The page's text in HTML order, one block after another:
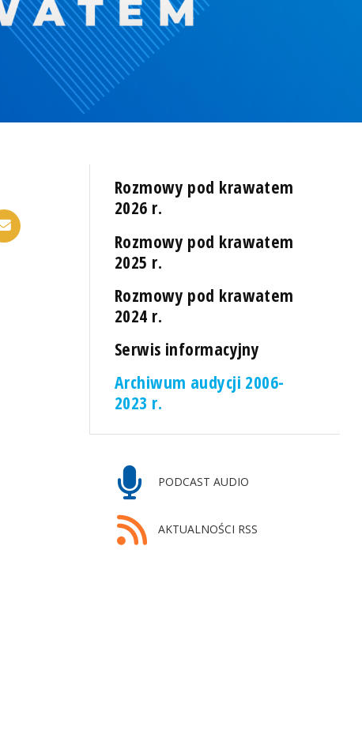
Rozmowy pod krawatem
2026 r.
Rozmowy pod krawatem
2025 r.
Rozmowy pod krawatem
2024 r.
Serwis informacyjny
Archiwum audycji 2006-
2023 r.
PODCAST AUDIO
AKTUALNOŚCI RSS